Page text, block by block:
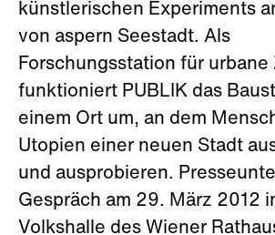
künstlerischen Experiments
von aspern Seestadt. Als
Forschungsstation für
funktioniert PUBLIK das
einem Ort um, an dem
Utopien einer neuen Stadt
und ausprobieren.
Gespräch am 29. März 2012
Volkshalle des Wiener